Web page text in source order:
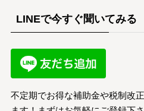
LINEで今すぐ聞いてみる
不定期でお得な補助金や税制改